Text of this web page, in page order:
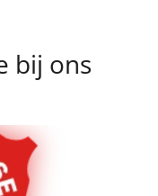
bij ons